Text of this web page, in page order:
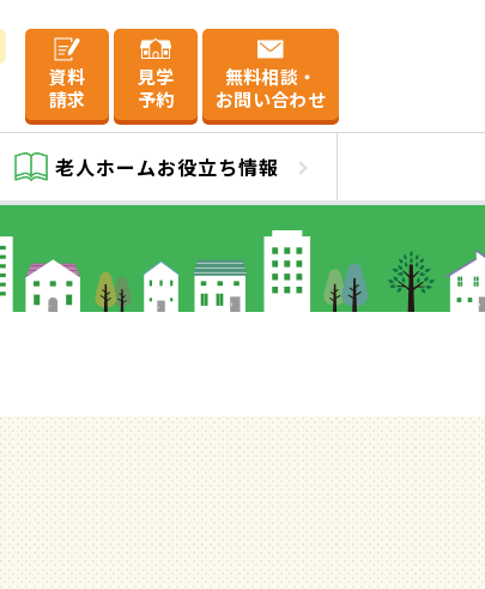
資料
請求
見学
予約
無料相談・
お問い合わせ
老人ホームお役立ち情報